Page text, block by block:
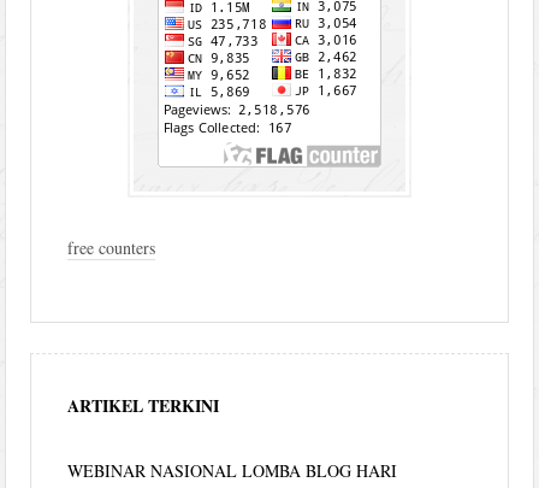
free counters
ARTIKEL TERKINI
WEBINAR NASIONAL LOMBA BLOG HARI